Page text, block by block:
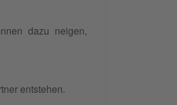
dazu neigen,
entstehen.